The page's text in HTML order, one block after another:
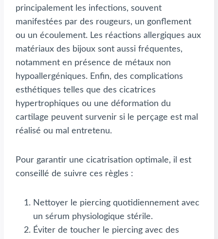
principalement les infections, souvent
manifestées par des rougeurs, un gonflement
ou un écoulement. Les réactions allergiques aux
matériaux des bijoux sont aussi fréquentes,
notamment en présence de métaux non
hypoallergéniques. Enfin, des complications
esthétiques telles que des cicatrices
hypertrophiques ou une déformation du
cartilage peuvent survenir si le perçage est mal
réalisé ou mal entretenu.
Pour garantir une cicatrisation optimale, il est
conseillé de suivre ces règles :
Nettoyer le piercing quotidiennement avec
un sérum physiologique stérile.
Éviter de toucher le piercing avec des